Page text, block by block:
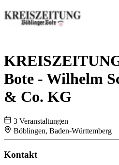
Bote - Wilhelm
& Co. KG
3 Veranstaltungen
Böblingen, Baden-Württemberg
Kontakt